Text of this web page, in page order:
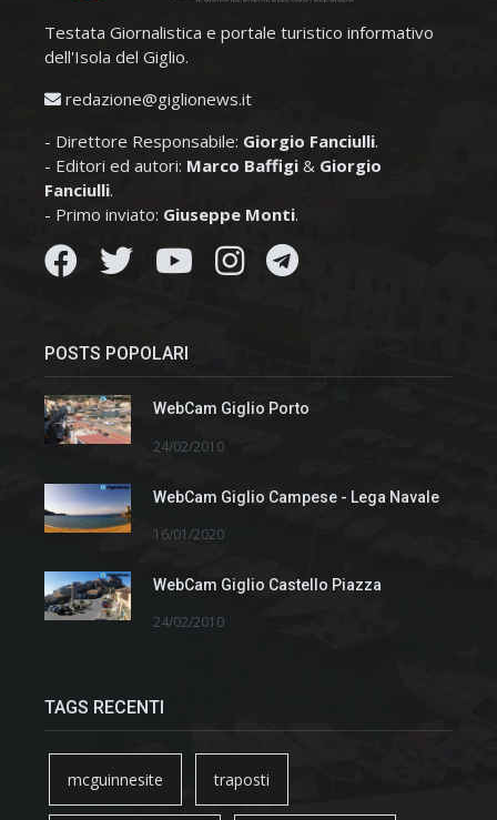
Testata Giornalistica e portale turistico informativo
dell'Isola del Giglio.
redazione@giglionews.it
- Direttore Responsabile: Giorgio Fanciulli.
- Editori ed autori: Marco Baffigi & Giorgio
Fanciulli.
- Primo inviato: Giuseppe Monti.
POSTS POPOLARI
WebCam Giglio Porto
24/02/2010
WebCam Giglio Campese - Lega Navale
16/01/2020
WebCam Giglio Castello Piazza
24/02/2010
TAGS RECENTI
mcguinnesite traposti